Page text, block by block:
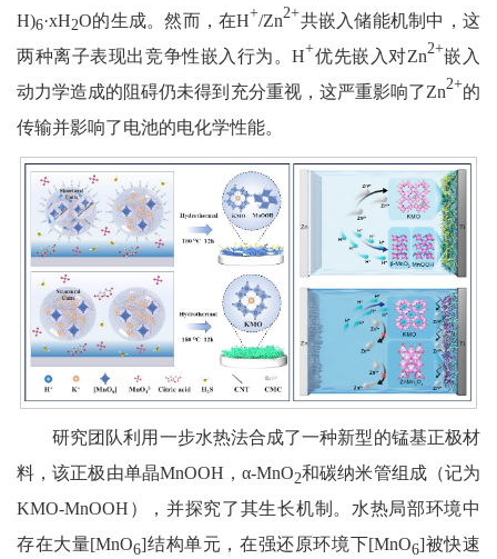
H)6·xH2O的生成。然而，在H+/Zn2+共嵌入储能机制中，这
两种离子表现出竞争性嵌入行为。H+优先嵌入对Zn2+嵌入
动力学造成的阻碍仍未得到充分重视，这严重影响了Zn2+的
传输并影响了电池的电化学性能。
研究团队利用一步水热法合成了一种新型的锰基正极材
料，该正极由单晶MnOOH，α-MnO2和碳纳米管组成（记为
KMO-MnOOH），并探究了其生长机制。水热局部环境中
存在大量[MnO6]结构单元，在强还原环境下[MnO6]被快速